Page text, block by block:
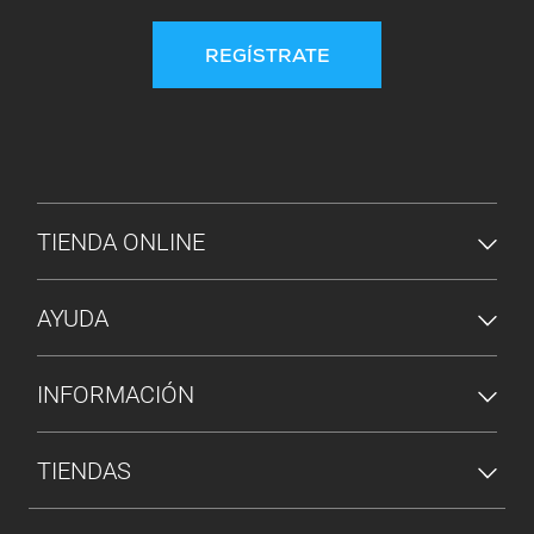
REGÍSTRATE
MENÚ DE PIE DE PÁGINA
TIENDA ONLINE
AYUDA
INFORMACIÓN
TIENDAS